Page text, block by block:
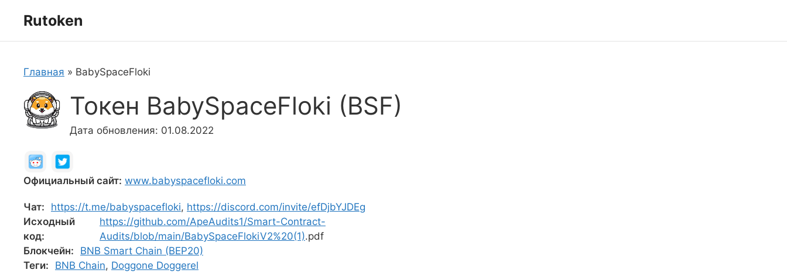
Rutoken
Главная » BabySpaceFloki
Токен BabySpaceFloki (BSF)
Дата обновления: 01.08.2022
Официальный сайт: www.babyspacefloki.com
Чат: https://t.me/babyspacefloki, https://discord.com/invite/efDjbYJDEg
Исходный
код:
https://github.com/ApeAudits1/Smart-Contract-
Audits/blob/main/BabySpaceFlokiV2%20(1).pdf
Блокчейн:
BNB Smart Chain (BEP20)
Теги:
BNB Chain, Doggone Doggerel